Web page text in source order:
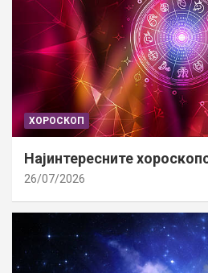
ХОРОСКОП
Најинтересните
26/07/2026